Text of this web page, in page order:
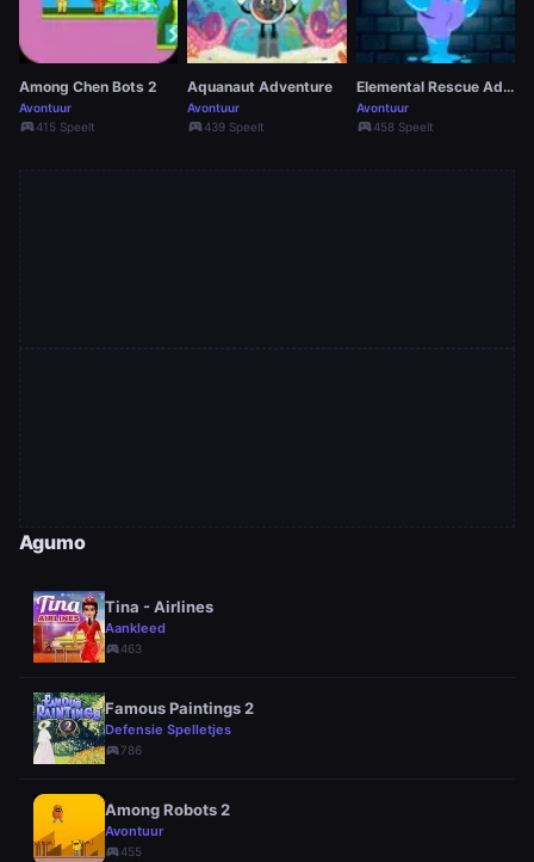
Among Chen Bots 2
Avontuur
sports_esports415 Speelt
Aquanaut Adventure
Avontuur
sports_esports439 Speelt
Elemental Rescue Adventure
Avontuur
sports_esports458 Speelt
Agumo
Tina - Airlines
Aankleed
sports_esports463
Famous Paintings 2
Defensie Spelletjes
sports_esports786
Among Robots 2
Avontuur
sports_esports455